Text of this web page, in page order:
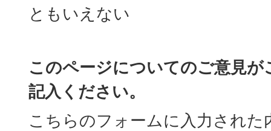
ともいえない
このページについてのご意見
記入ください。
こちらのフォームに入力された